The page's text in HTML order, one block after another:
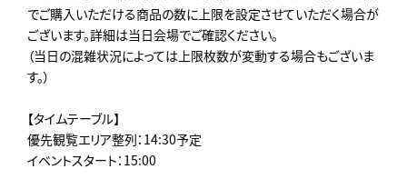
でご購入いただける商品の数に上限を設定させていただく場合が
ございます。詳細は当日会場でご確認ください。
（当日の混雑状況によっては上限枚数が変動する場合もございま
す。）
【タイムテーブル】
優先観覧エリア整列：14:30予定
イベントスタート：15:00